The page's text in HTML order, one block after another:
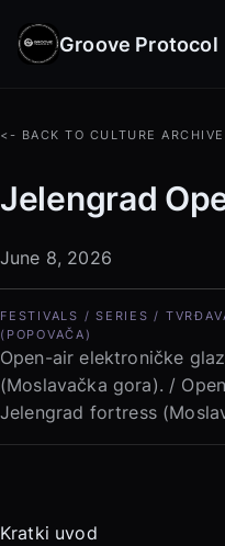
Groove Protocol
<- BACK TO CULTURE ARCHIVE
Jelengrad
June 8, 2026
FESTIVALS / SERIES /
(POPOVAČA)
Open-air elektroničke
(Moslavačka gora). /
Jelengrad fortress
Kratki uvod